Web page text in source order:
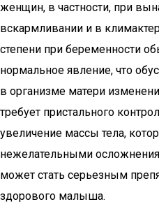
женщин, в частности, при
вскармливании и в
степени при беременности
нормальное явление, что
в организме матери
требует пристального
увеличение массы тела,
нежелательными
может стать серьезным
здорового малыша.